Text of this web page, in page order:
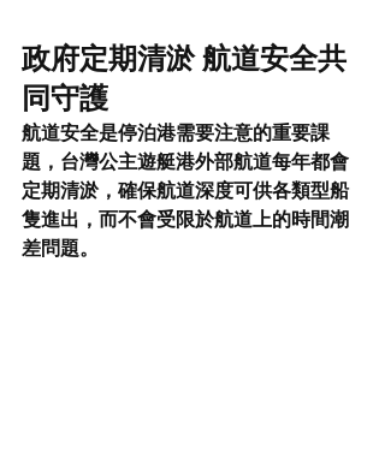
政府定期清淤 航道安全共
同守護
航道安全是停泊港需要注意的重要課
題，台灣公主遊艇港外部航道每年都會
定期清淤，確保航道深度可供各類型船
隻進出，而不會受限於航道上的時間潮
差問題。